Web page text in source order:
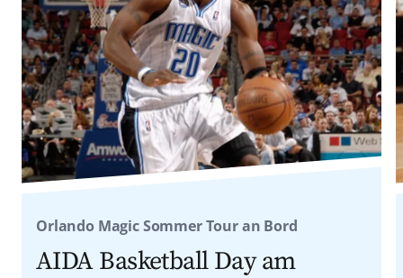
Orlando Magic Sommer Tour an Bord
AIDA Basketball Day am